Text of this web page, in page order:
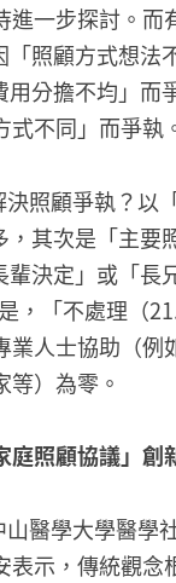
進一步探討。而
照顧方式想法
分擔不均」而
不同」而爭執
照顧爭執？以
，其次是「主要
輩決定」或「長
，「不處理（
業人士協助（例
等）為零。
庭照顧協議」創
醫學大學醫學
表示，傳統觀念